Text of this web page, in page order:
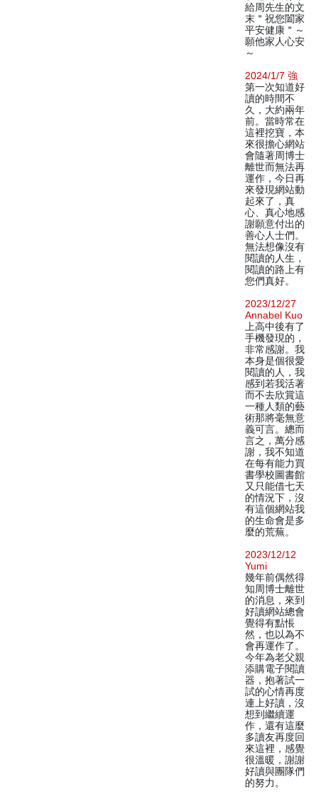
給周先生的文
末＂祝您闔家
平安健康＂～
願他家人心安
～
2024/1/7 強
第一次知道好
讀的時間不
久，大約兩年
前。當時常在
這裡挖寶，本
來很擔心網站
會隨著周博士
離世而無法再
運作，今日再
來發現網站動
起來了，真
心、真心地感
謝願意付出的
善心人士們。
無法想像沒有
閱讀的人生，
閱讀的路上有
您們真好。
2023/12/27
Annabel Kuo
上高中後有了
手機發現的，
非常感謝。我
本身是個很愛
閱讀的人，我
感到若我活著
而不去欣賞這
一種人類的藝
術那將毫無意
義可言。總而
言之，萬分感
謝，我不知道
在每有能力買
書學校圖書館
又只能借七天
的情況下，沒
有這個網站我
的生命會是多
麼的荒蕪。
2023/12/12
Yumi
幾年前偶然得
知周博士離世
的消息，來到
好讀網站總會
覺得有點悵
然，也以為不
會再運作了。
今年為老父親
添購電子閱讀
器，抱著試一
試的心情再度
連上好讀，沒
想到繼續運
作，還有這麼
多讀友再度回
來這裡，感覺
很溫暖，謝謝
好讀與團隊們
的努力。